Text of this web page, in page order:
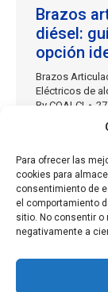
Para ofrecer las
cookies para
consentimiento de
el comportamiento
sitio. No consentir
negativamente a
Brazos
diésel:
opción
Brazos
Eléctricos de
By COALCI
Brazos
brazos
versátiles
ventaja es
trabajar con